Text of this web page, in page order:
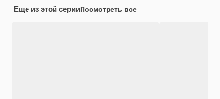
Еще из этой серииПосмотреть все